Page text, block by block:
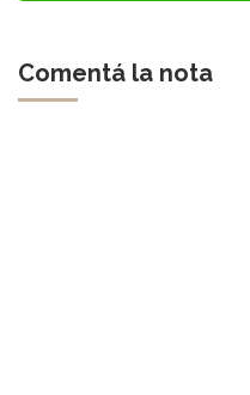
Comentá la nota